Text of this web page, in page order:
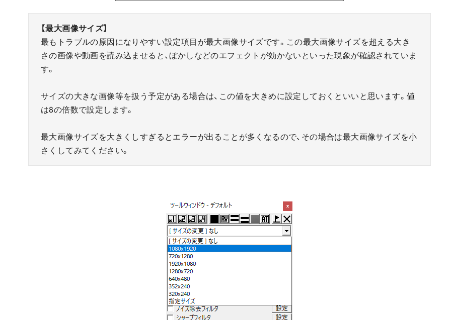
【最大画像サイズ】
最もトラブルの原因になりやすい設定項目が最大画像サイズです。この最大画像サイズを超える大き
さの画像や動画を読み込ませると、ぼかしなどのエフェクトが効かないといった現象が確認されていま
す。
サイズの大きな画像等を扱う予定がある場合は、この値を大きめに設定しておくといいと思います。値
は8の倍数で設定します。
最大画像サイズを大きくしすぎるとエラーが出ることが多くなるので、その場合は最大画像サイズを小
さくしてみてください。